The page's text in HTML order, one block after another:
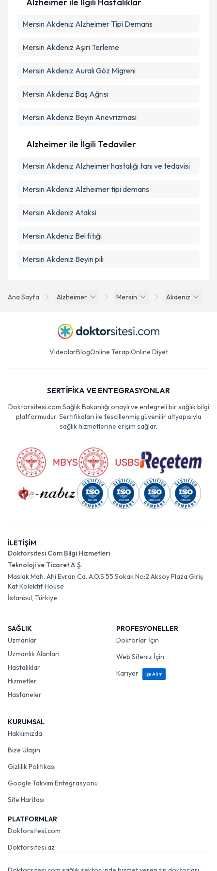
Ana Sayfa Alzheimer Mersin Akdeniz
Mersin Akdeniz Alzheimer Tipi Demans
Mersin Akdeniz Aşırı Terleme
Mersin Akdeniz Auralı Göz Migreni
Mersin Akdeniz Baş Ağrısı
Mersin Akdeniz Beyin Anevrizması
Alzheimer ile İlgili Tedaviler
Mersin Akdeniz Alzheimer hastalığı tanı ve tedavisi
Mersin Akdeniz Alzheimer tipi demans
Mersin Akdeniz Ataksi
Mersin Akdeniz Bel fıtığı
Mersin Akdeniz Beyin pili
VideolarBlogOnline TerapiOnline Diyet
SERTİFİKA VE ENTEGRASYONLAR
Doktorsitesi.com Sağlık Bakanlığı onaylı ve entegreli bir sağlık bilgi
platformudur. Sertifikaları ile tescillenmiş güvenilir altyapısıyla
sağlık hizmetlerine erişim sağlar.
İLETİŞİM
Doktorsitesi Com Bilgi Hizmetleri
Teknoloji ve Ticaret A.Ş.
Maslak Mah. Ahi Evran Cd. A.O.S 55 Sokak No:2 Aksoy Plaza Giriş
Kat Kolektif House
İstanbul, Türkiye
SAĞLIK
Uzmanlar
Uzmanlık Alanları
Hastalıklar
Hizmetler
Hastaneler
PROFESYONELLER
Doktorlar İçin
Web Siteniz İçin
Kariyer
İşe Alım
KURUMSAL
Hakkımızda
Bize Ulaşın
Gizlilik Politikası
Google Takvim Entegrasyonu
Site Haritası
PLATFORMLAR
Doktorsitesi.com
Doktorsitesi.az